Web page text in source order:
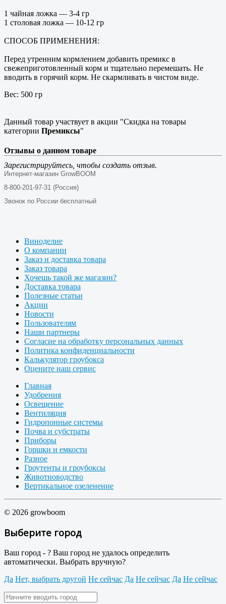
1 чайная ложка — 3-4 гр
1 столовая ложка — 10-12 гр
СПОСОБ ПРИМЕНЕНИЯ:
Перед утренним кормлением добавить премикс в
свежеприготовленный корм и тщательно перемешать. Не
вводить в горячий корм. Не скармливать в чистом виде.
Вес: 500 гр
Данный товар участвует в акции "Скидка на товары
категории Премиксы"
Отзывы о данном товаре
Зарегистрируйтесь, чтобы создать отзыв.
Интернет-магазин GrowBOOM
8-800-201-97-31 (Россия)
Звонок по России бесплатный
Виноделие
О компании
Заказ и доставка товара
Заказ товара
Хочешь такой же магазин?
Доставка товара
Полезные статьи
Акции
Новости
Пользователям
Наши партнеры
Согласие на обработку персональных данных
Политика конфиденциальности
Калькулятор гроубокса
Оцените наш сервис
Главная
Удобрения
Освещение
Вентиляция
Гидропонные системы
Почва и субстраты
Приборы
Горшки и емкости
Разное
Гроутенты и гроубоксы
Животноводство
Вертикальное озеленение
© 2026 growboom
Выберите город
Ваш город - ? Ваш город не удалось определить
автоматически. Выбрать вручную?
Да Нет, выбрать другой Не сейчас Да Не сейчас Да Не сейчас